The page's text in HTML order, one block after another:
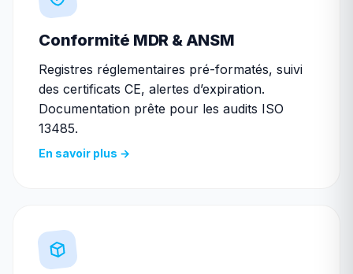
Conformité MDR & ANSM
Registres réglementaires pré-formatés, suivi
des certificats CE, alertes d’expiration.
Documentation prête pour les audits ISO
13485.
En savoir plus →